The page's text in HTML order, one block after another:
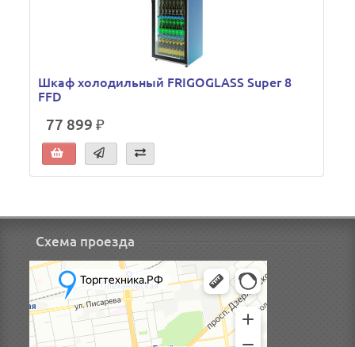
Шкаф холодильный FRIGOGLASS Super 8
FFD
77 899 ₽
Схема проезда